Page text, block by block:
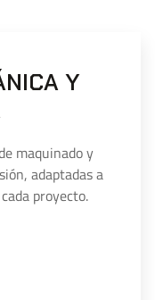
Y
maquinado y
adaptadas a
proyecto.